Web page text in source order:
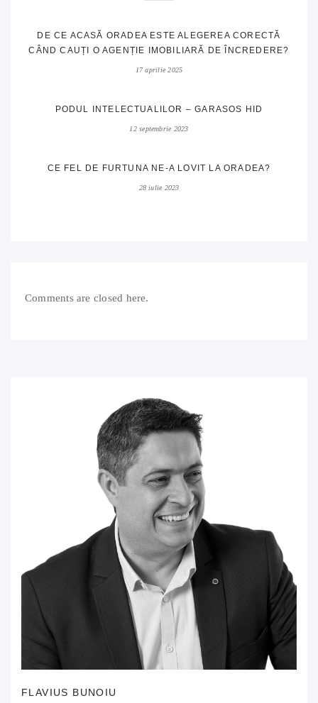
DE CE ACASĂ ORADEA ESTE ALEGEREA CORECTĂ
CÂND CAUȚI O AGENȚIE IMOBILIARĂ DE ÎNCREDERE?
17 aprilie 2025
PODUL INTELECTUALILOR – GARASOS HID
12 septembrie 2023
CE FEL DE FURTUNA NE-A LOVIT LA ORADEA?
28 iulie 2023
Comments are closed here.
FLAVIUS BUNOIU